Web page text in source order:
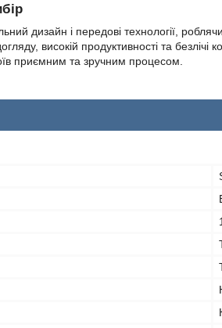
дизайн і передові технології,
високій продуктивності та
приємним та зручним процесом.